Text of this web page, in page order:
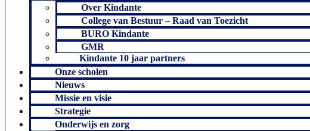
Over Kindante
College van Bestuur – Raad van Toezicht
BURO Kindante
GMR
Kindante 10 jaar partners
Onze scholen
Nieuws
Missie en visie
Strategie
Onderwijs en zorg